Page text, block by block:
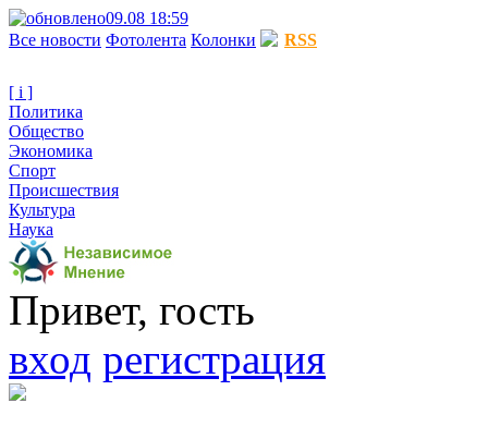
09.08 18:59
Все новости Фотолента Колонки RSS
[ i ]
Политика
Общество
Экономика
Спорт
Происшествия
Культура
Наука
Привет, гость
вход регистрация